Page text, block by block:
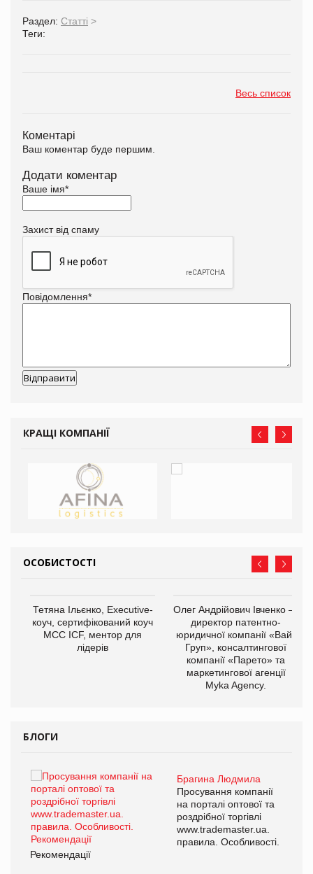
Раздел: Статті >
Теги:
Весь список
Коментарі
Ваш коментар буде першим.
Додати коментар
Ваше імя*
Захист від спаму
Повідомлення*
КРАЩІ КОМПАНІЇ
ОСОБИСТОСТІ
Тетяна Ільєнко, Executive-
коуч, сертифікований коуч
МСС ICF, ментор для
лідерів
Олег Андрійович Івченко —
директор патентно-
юридичної компанії «Вайз
Груп», консалтингової
компанії «Парето» та
маркетингової агенції
Myka Agency.
БЛОГИ
Брагина Людмила
Просування компанії
на порталі оптової та
роздрібної торгівлі
www.trademaster.ua.
правила. Особливості.
Рекомендації